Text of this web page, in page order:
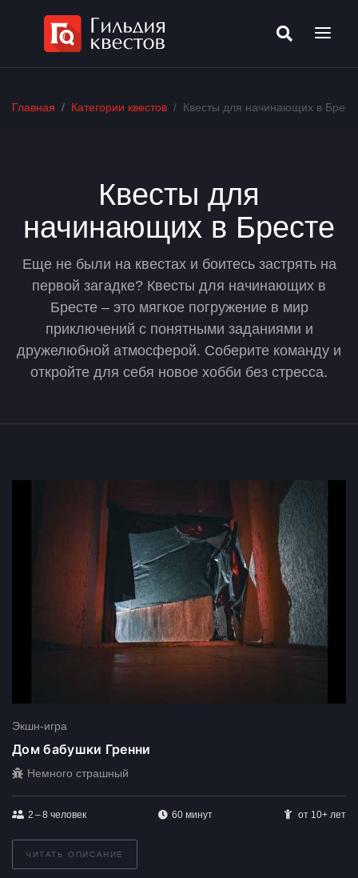
Главная Категории квестов Квесты для начинающих в
Квесты для
начинающих в Бресте
Еще не были на квестах и боитесь застрять на
первой загадке? Квесты для начинающих в
Бресте – это мягкое погружение в мир
приключений с понятными заданиями и
дружелюбной атмосферой. Соберите команду и
откройте для себя новое хобби без стресса.
Экшн-игра
Дом бабушки Гренни
Немного страшный
2 – 8 человек 60 минут от 10+ лет
ЧИТАТЬ ОПИСАНИЕ